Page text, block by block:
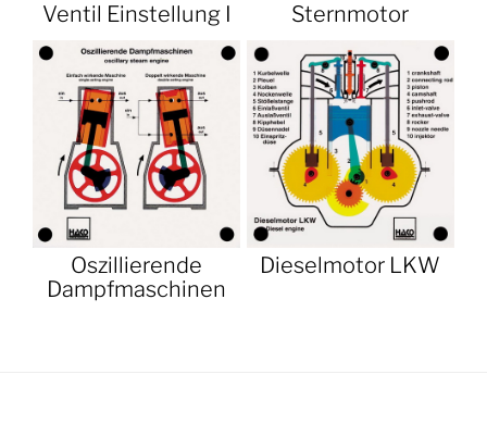
Ventil Einstellung I Sternmotor
Oszillierende
Dampfmaschinen
Dieselmotor LKW